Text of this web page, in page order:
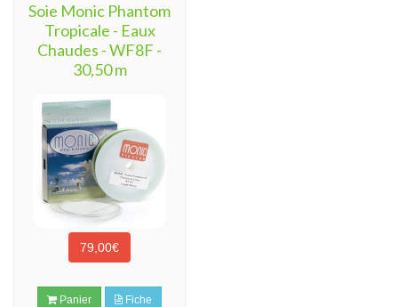
Soie Monic Phantom
Tropicale - Eaux
Chaudes - WF8F -
30,50 m
79,00€
Panier Fiche